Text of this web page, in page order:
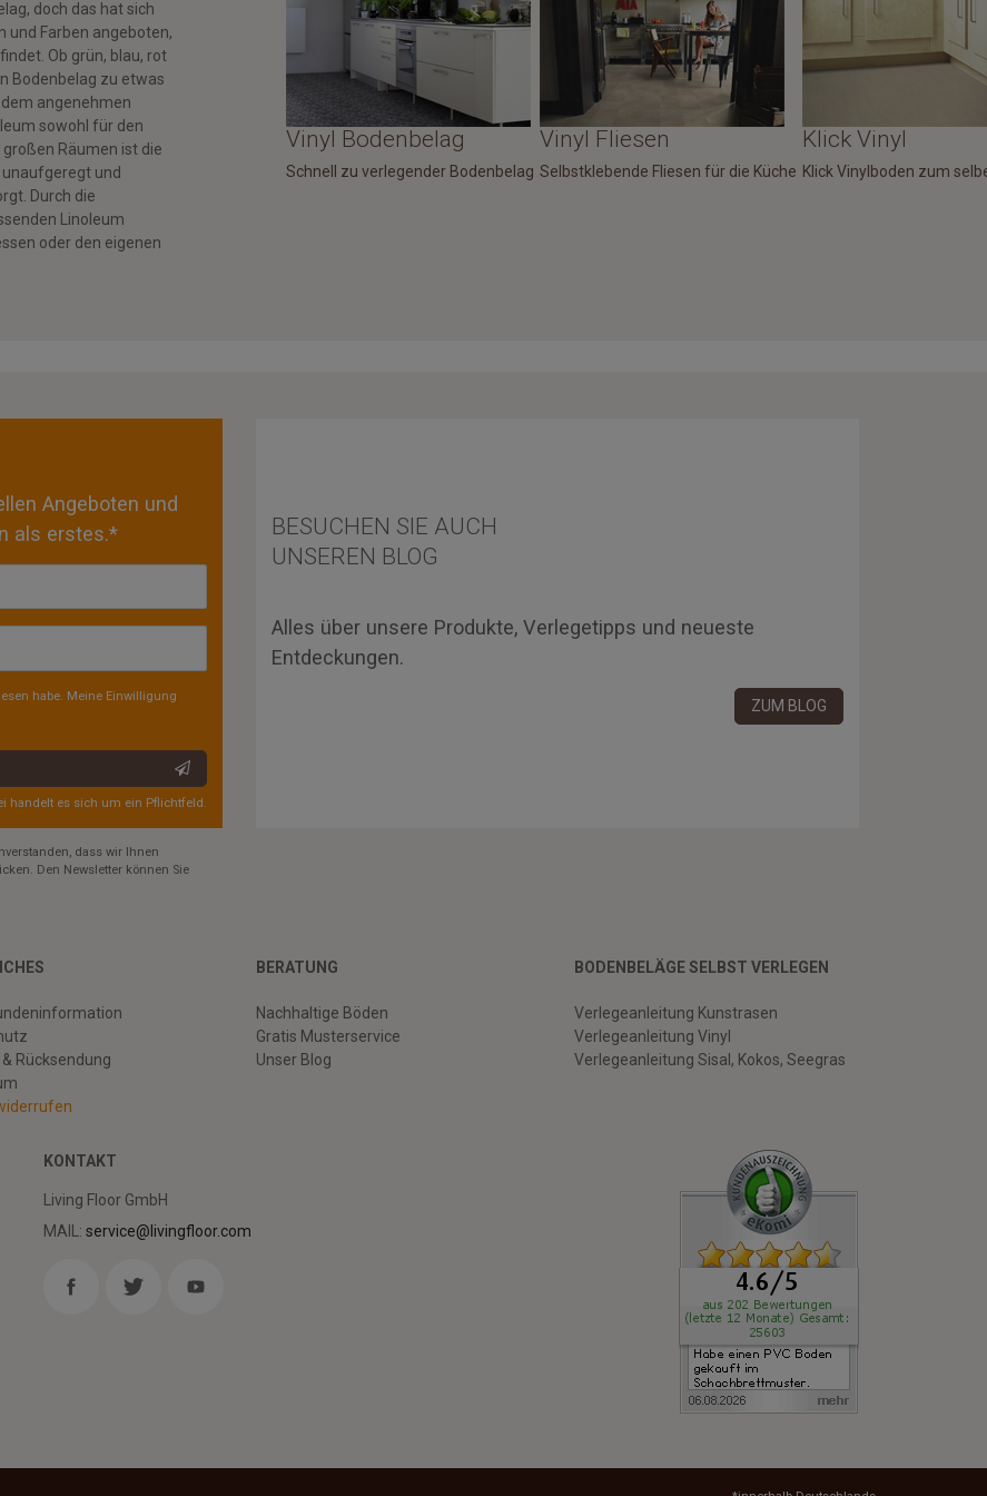
doch das hat sich
und Farben angeboten,
Ob grün, blau, rot
Bodenbelag zu etwas
angenehmen
sowohl für den
Räumen ist die
unaufgeregt und
Durch die
Linoleum
oder den eigenen
Vinyl Bodenbelag
Schnell zu verlegender Bodenbelag
Vinyl Fliesen
Selbstklebende Fliesen für die Küche
Klick Vinyl
Klick Vinylboden zum
Angeboten und
als erstes.*
habe. Meine Einwilligung
handelt es sich um ein Pflichtfeld.
BESUCHEN SIE AUCH
UNSEREN BLOG
Alles über unsere Produkte, Verlegetipps und neueste
Entdeckungen.
ZUM BLOG
dass wir Ihnen
Den Newsletter können Sie
Rücksendung
BERATUNG
Nachhaltige Böden
Gratis Musterservice
Unser Blog
BODENBELÄGE SELBST VERLEGEN
Verlegeanleitung Kunstrasen
Verlegeanleitung Vinyl
Verlegeanleitung Sisal, Kokos, Seegras
KONTAKT
Living Floor GmbH
MAIL:service@livingfloor.com